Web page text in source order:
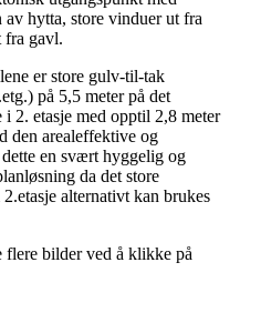
hytta, store vinduer ut fra
fra gavl.
er store gulv-til-tak
på 5,5 meter på det
2. etasje med opptil 2,8 meter
den arealeffektive og
en svært hyggelig og
da det store
alternativt kan brukes
flere bilder ved å klikke på